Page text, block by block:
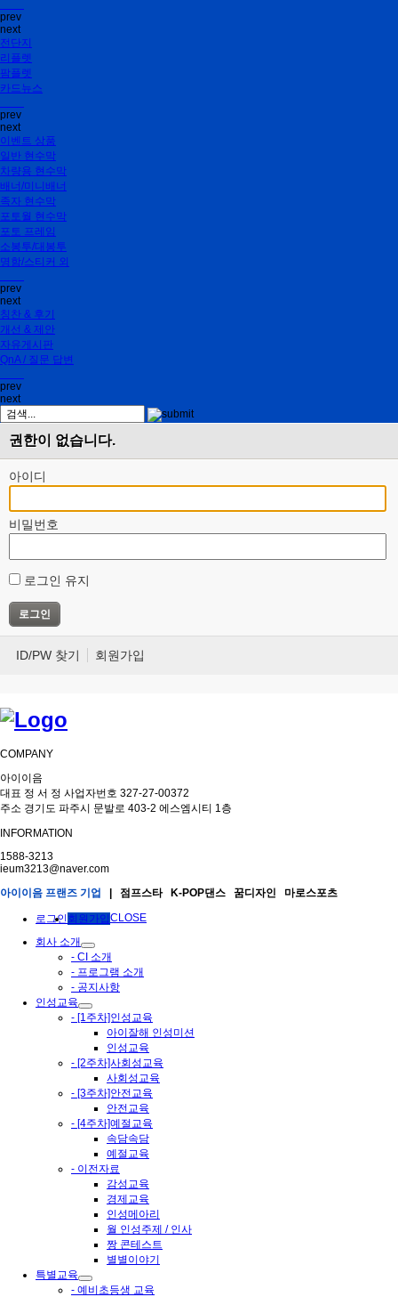
prev
next
전단지
리플렛
팜플렛
카드뉴스
prev
next
이벤트 상품
일반 현수막
차량용 현수막
배너/미니배너
족자 현수막
포토월 현수막
포토 프레임
소봉투/대봉투
명함/스티커 외
prev
next
칭찬 & 후기
개선 & 제안
자유게시판
QnA / 질문 답변
prev
next
권한이 없습니다.
아이디
비밀번호
로그인 유지
ID/PW 찾기 회원가입
COMPANY
아이이음
대표 정 서 정 사업자번호 327-27-00372
주소 경기도 파주시 문발로 403-2 에스엠시티 1층
INFORMATION
1588-3213
ieum3213@naver.com
아이이음 프랜즈 기업 | 점프스타 K-POP댄스 꿈디자인 마로스포츠
로그인회원가입CLOSE
회사 소개
- CI 소개
- 프로그램 소개
- 공지사항
인성교육
- [1주차]인성교육
아이잘해 인성미션
인성교육
- [2주차]사회성교육
사회성교육
- [3주차]안전교육
안전교육
- [4주차]예절교육
속담속담
예절교육
- 이전자료
감성교육
경제교육
인성메아리
월 인성주제 / 인사
짱 콘테스트
별별이야기
특별교육
- 예비초등생 교육